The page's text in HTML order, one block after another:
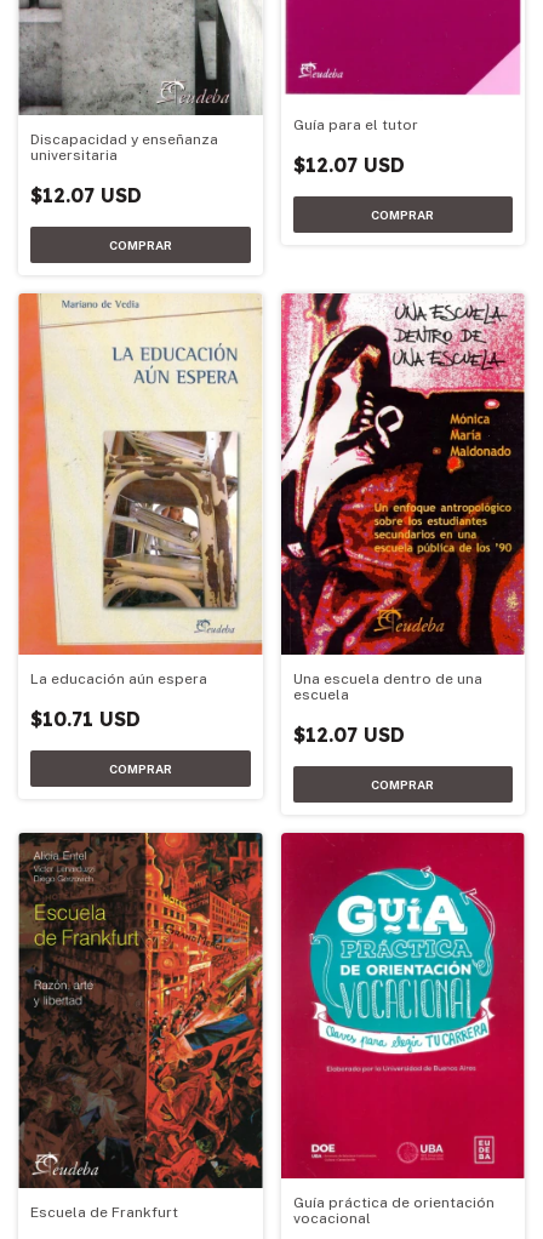
Discapacidad y enseñanza
universitaria
$12.07 USD
Guía para el tutor
$12.07 USD
La educación aún espera
$10.71 USD
Una escuela dentro de una
escuela
$12.07 USD
Escuela de Frankfurt
Guía práctica de orientación
vocacional